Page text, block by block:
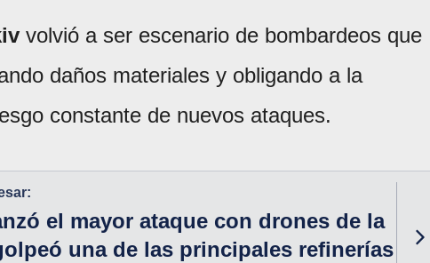
volvió a ser escenario de bombardeos que
daños materiales y obligando a la
constante de nuevos ataques.
el mayor ataque con drones de la
una de las principales refinerías